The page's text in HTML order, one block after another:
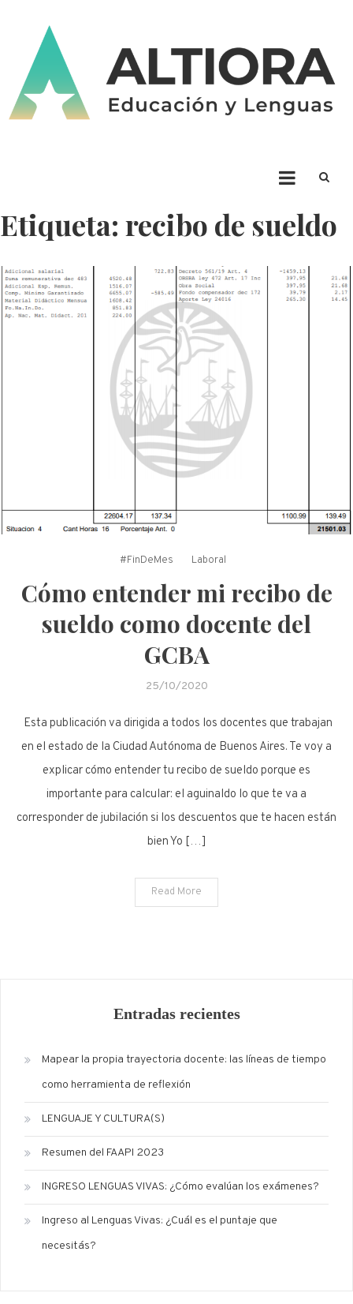
ALTIORA – Educación y
Lenguas
Etiqueta: recibo de sueldo
#FinDeMes Laboral
Cómo entender mi recibo de
sueldo como docente del
GCBA
25/10/2020
Esta publicación va dirigida a todos los docentes que trabajan
en el estado de la Ciudad Autónoma de Buenos Aires. Te voy a
explicar cómo entender tu recibo de sueldo porque es
importante para calcular: el aguinaldo lo que te va a
corresponder de jubilación si los descuentos que te hacen están
bien Yo […]
Read More
Entradas recientes
Mapear la propia trayectoria docente: las líneas de tiempo
como herramienta de reflexión
LENGUAJE Y CULTURA(S)
Resumen del FAAPI 2023
INGRESO LENGUAS VIVAS: ¿Cómo evalúan los exámenes?
Ingreso al Lenguas Vivas: ¿Cuál es el puntaje que
necesitás?